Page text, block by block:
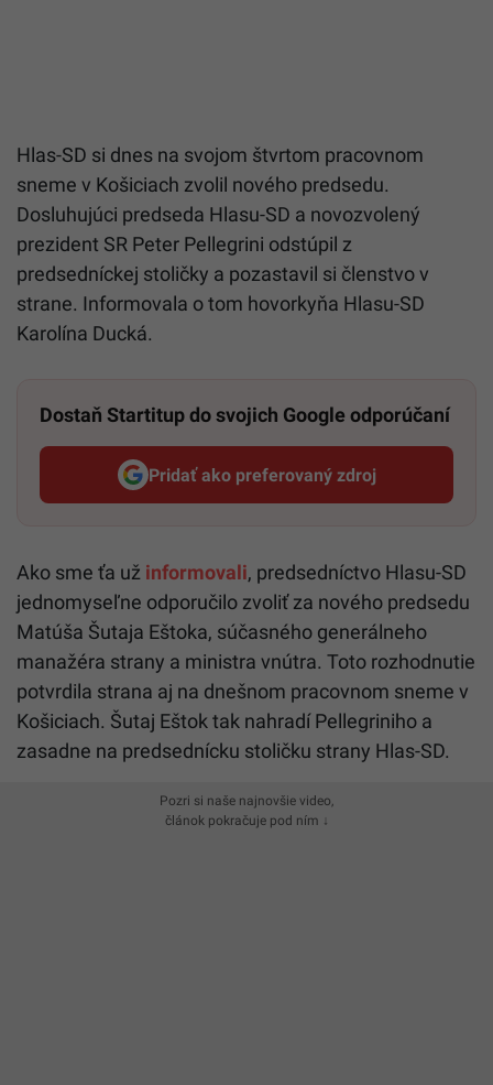
Hlas-SD si dnes na svojom štvrtom pracovnom
sneme v Košiciach zvolil nového predsedu.
Dosluhujúci predseda Hlasu-SD a novozvolený
prezident SR Peter Pellegrini odstúpil z
predsedníckej stoličky a pozastavil si členstvo v
strane. Informovala o tom hovorkyňa Hlasu-SD
Karolína Ducká.
Dostaň Startitup do svojich Google odporúčaní
Pridať ako preferovaný zdroj
Startitup, odkaz sa otvorí v
Ako sme ťa už informovali, predsedníctvo Hlasu-SD
jednomyseľne odporučilo zvoliť za nového predsedu
Matúša Šutaja Eštoka, súčasného generálneho
manažéra strany a ministra vnútra. Toto rozhodnutie
potvrdila strana aj na dnešnom pracovnom sneme v
Košiciach. Šutaj Eštok tak nahradí Pellegriniho a
zasadne na predsednícku stoličku strany Hlas-SD.
Pozri si naše najnovšie video,
článok pokračuje pod ním ↓